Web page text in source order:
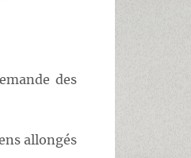
des
allongés